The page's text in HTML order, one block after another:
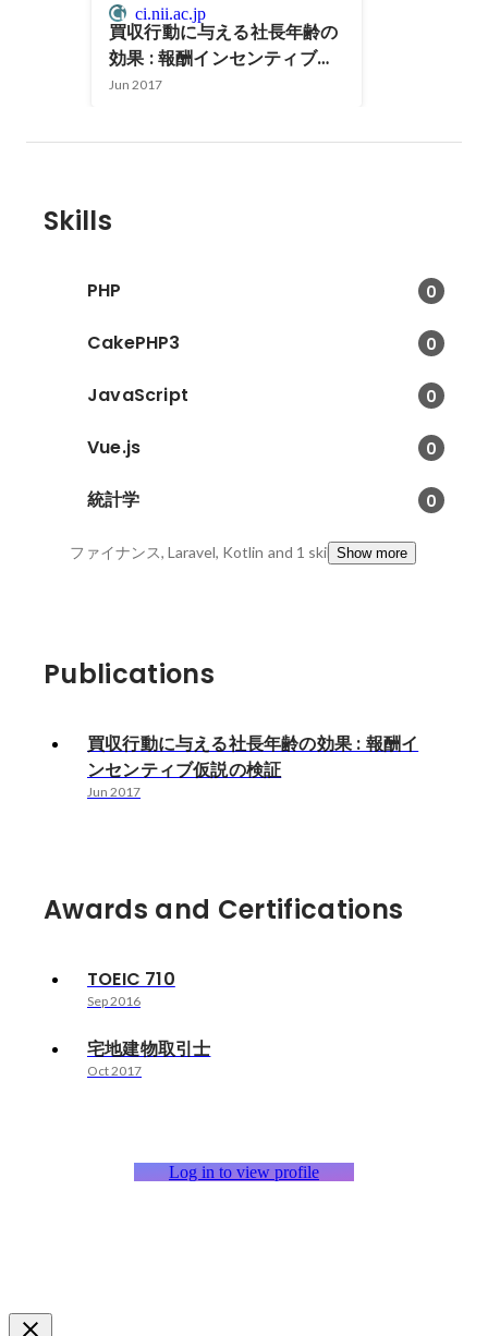
ci.nii.ac.jp
買収行動に与える社長年齢の
効果 : 報酬インセンティブ仮
説の検証
Jun 2017
Skills
PHP 0
CakePHP3 0
JavaScript 0
Vue.js 0
統計学 0
ファイナンス, Laravel, Kotlin and 1 skillsShow more
Publications
買収行動に与える社長年齢の効果 : 報酬イ
ンセンティブ仮説の検証
Jun 2017
Awards and Certifications
TOEIC 710
Sep 2016
宅地建物取引士
Oct 2017
Log in to view profile